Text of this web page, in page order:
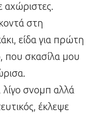
αχώριστες.
στη
είδα για πρώτη
που σκασίλα μου
σνομπ αλλά
έκλεψε